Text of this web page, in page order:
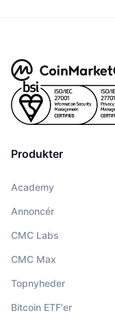
Produkter
Academy
Annoncér
CMC Labs
CMC Max
Topnyheder
Bitcoin ETF'er